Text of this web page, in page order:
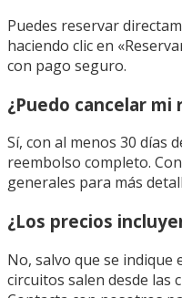
Puedes reservar
haciendo clic en
con pago seguro.
¿Puedo cancelar mi
Sí, con al menos 30 días
reembolso completo.
generales para más
¿Los precios
No, salvo que se
circuitos salen desde las